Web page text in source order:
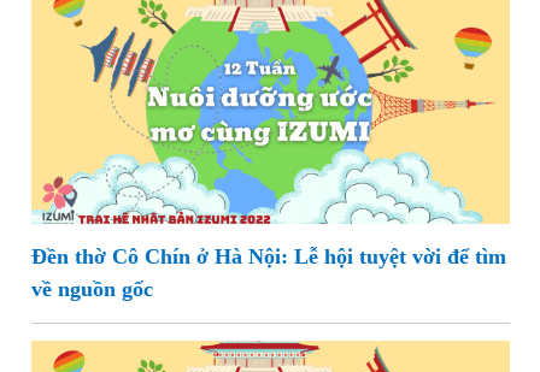
Đền thờ Cô Chín ở Hà Nội: Lễ hội tuyệt vời để tìm
về nguồn gốc